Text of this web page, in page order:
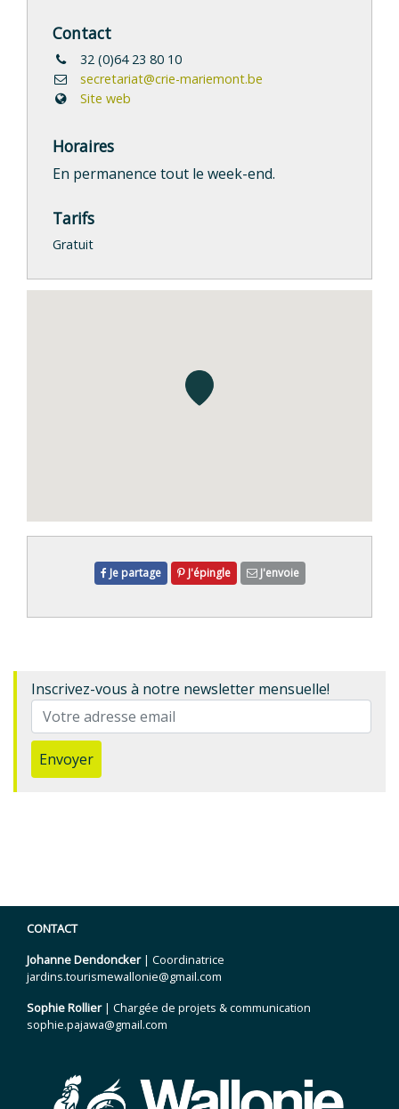
Contact
32 (0)64 23 80 10
secretariat@crie-mariemont.be
Site web
Horaires
En permanence tout le week-end.
Tarifs
Gratuit
Je partage J'épingle J'envoie
Inscrivez-vous à notre newsletter mensuelle!
Envoyer
CONTACT
Johanne Dendoncker| Coordinatrice
jardins.tourismewallonie@gmail.com
Sophie Rollier| Chargée de projets & communication
sophie.pajawa@gmail.com